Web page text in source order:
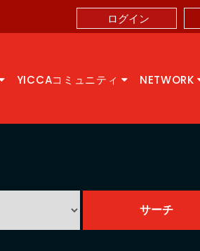
ログイン
YICCAコミュニティ NETWORK